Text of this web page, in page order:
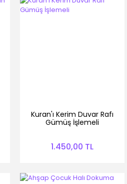
Kuran'ı Kerim Duvar Rafı
Gümüş İşlemeli
1.450,00 TL